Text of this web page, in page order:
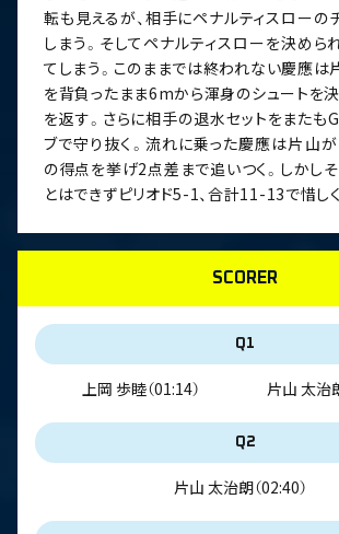
転も見えるが、相手にペナルティスローの
しまう。そしてペナルティスローを決めら
てしまう。このままでは終われない慶應
を背負ったまま6mから渾身のシュートを
を返す。さらに相手の退水セットをまたも
ブで守り抜く。流れに乗った慶應は片山
の得点を挙げ2点差まで追いつく。しかし
とはできずピリオド5-1、合計11-13で惜し
SCORER
Q1
上岡 歩睦（01:14） 片山 太治
Q2
片山 太治朗（02:40）